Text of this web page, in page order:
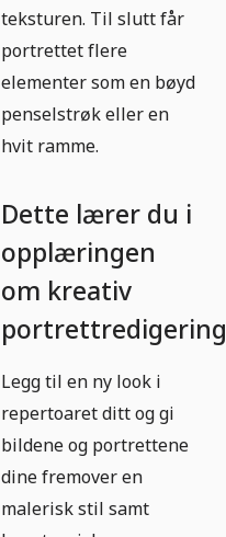
teksturen. Til slutt får
portrettet flere
elementer som en bøyd
penselstrøk eller en
hvit ramme.
Dette lærer du i
opplæringen
om kreativ
portrettredigering
Legg til en ny look i
repertoaret ditt og gi
bildene og portrettene
dine fremover en
malerisk stil samt